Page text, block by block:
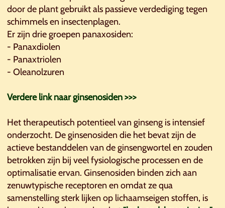
door de plant gebruikt als passieve verdediging tegen
schimmels en insectenplagen.
Er zijn drie groepen panaxosiden:
- Panaxdiolen
- Panaxtriolen
- Oleanolzuren
Verdere link naar ginsenosiden >>>
Het therapeutisch potentieel van ginseng is intensief
onderzocht. De ginsenosiden die het bevat zijn de
actieve bestanddelen van de ginsengwortel en zouden
betrokken zijn bij veel fysiologische processen en de
optimalisatie ervan. Ginsenosiden binden zich aan
zenuwtypische receptoren en omdat ze qua
samenstelling sterk lijken op lichaamseigen stoffen, is